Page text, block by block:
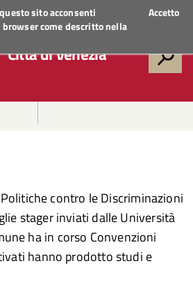
sito acconsenti
come descritto nella
Accetto
Città di Venezia
Facebook
su
Twitter
Condividi
su
Condividi
contro le Discriminazioni
stager inviati dalle Università
ha in corso Convenzioni
hanno prodotto studi e